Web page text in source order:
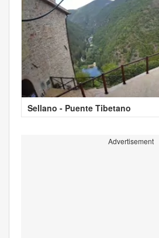
Sellano - Puente Tibetano
Advertisement